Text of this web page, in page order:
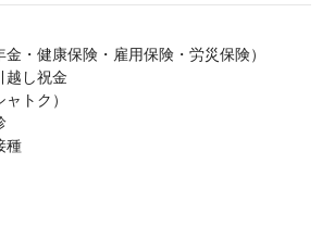
・健康保険・雇用保険・労災保険）
越し祝金
トク）
種